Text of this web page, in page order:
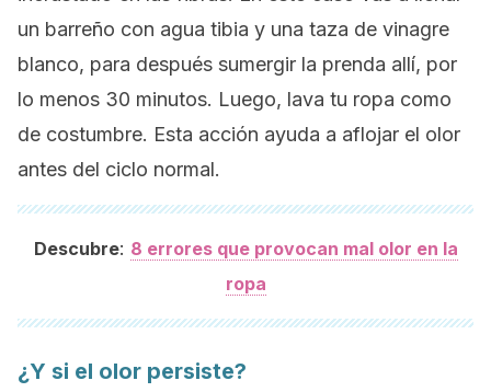
un barreño con agua tibia y una taza de vinagre
blanco, para después sumergir la prenda allí, por
lo menos 30 minutos. Luego, lava tu ropa como
de costumbre. Esta acción ayuda a aflojar el olor
antes del ciclo normal.
Descubre: 8 errores que provocan mal olor en la
ropa
¿Y si el olor persiste?